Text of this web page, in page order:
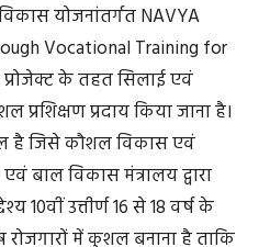
योजनांतर्गत NAVYA
Vocational Training for
के तहत सिलाई एवं
प्रशिक्षण प्रदाय किया जाना है।
है जिसे कौशल विकास एवं
बाल विकास मंत्रालय द्वारा
10वीं उत्तीर्ण 16 से 18 वर्ष के
रोजगारों में कुशल बनाना है ताकि